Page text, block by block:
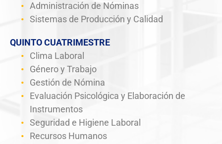
Administración de Nóminas
Sistemas de Producción y Calidad
QUINTO CUATRIMESTRE
Clima Laboral
Género y Trabajo
Gestión de Nómina
Evaluación Psicológica y Elaboración de
Instrumentos
Seguridad e Higiene Laboral
Recursos Humanos